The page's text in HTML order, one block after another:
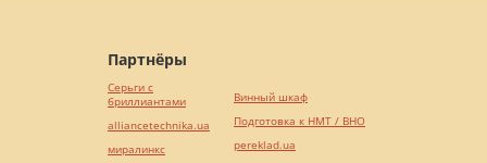
Партнёры
Серьги с
бриллиантами
alliancetechnika.ua
миралинкс
Винный шкаф
Подготовка к НМТ / ВНО
pereklad.ua